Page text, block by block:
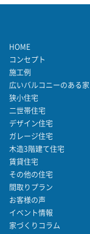
HOME
コンセプト
施工例
広いバルコニーのある家
狭小住宅
二世帯住宅
デザイン住宅
ガレージ住宅
木造3階建て住宅
賃貸住宅
その他の住宅
間取りプラン
お客様の声
イベント情報
家づくりコラム